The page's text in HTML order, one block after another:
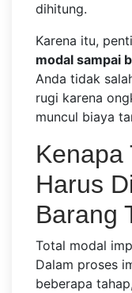
dihitung.
Karena itu,
modal sampai
Anda tidak
rugi karena
muncul biaya
Kenapa
Harus
Barang
Total modal
Dalam proses
beberapa